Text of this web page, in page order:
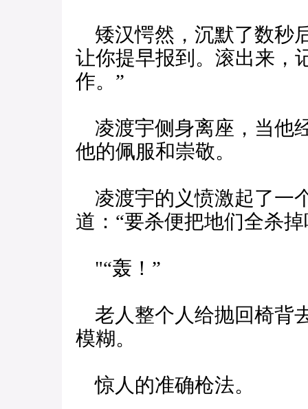
矮汉愕然，沉默了数秒
让你提早报到。滚出来，
作。”
凌渡宇侧身离座，当他
他的佩服和崇敬。
凌渡宇的义愤激起了一
道：“要杀便把地们全杀
"“轰！”
老人整个人给抛回椅背
模糊。
惊人的准确枪法。